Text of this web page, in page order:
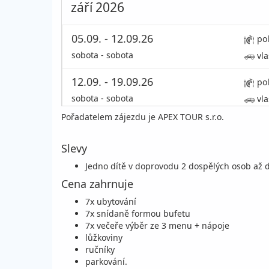
září 2026
05.09. - 12.09.26
sobota - sobota
12.09. - 19.09.26
sobota - sobota
19.09. - 26.09.26
26.09. - 03.10.26
sobota - sobota
říjen 2026
03.10. - 10.10.26
sobota - sobota
Pořadatelem zájezdu je APEX TOUR s.r.o.
Slevy
Jedno dítě v doprovodu 2 dospělých osob až
Cena zahrnuje
7x ubytování
7x snídaně formou bufetu
7x večeře výběr ze 3 menu + nápoje
lůžkoviny
ručníky
parkování.